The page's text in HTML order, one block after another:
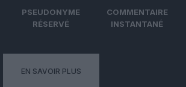
PSEUDONYME
RÉSERVÉ
COMMENTAIRE
INSTANTANÉ
EN SAVOIR PLUS